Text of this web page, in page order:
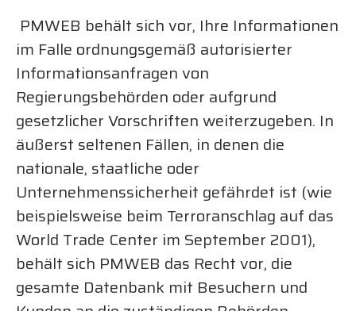
PMWEB behält sich vor, Ihre Informationen
im Falle ordnungsgemäß autorisierter
Informationsanfragen von
Regierungsbehörden oder aufgrund
gesetzlicher Vorschriften weiterzugeben. In
äußerst seltenen Fällen, in denen die
nationale, staatliche oder
Unternehmenssicherheit gefährdet ist (wie
beispielsweise beim Terroranschlag auf das
World Trade Center im September 2001),
behält sich PMWEB das Recht vor, die
gesamte Datenbank mit Besuchern und